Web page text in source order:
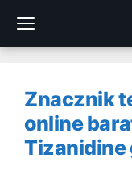
treści
Znacznik
online
Tizanidine